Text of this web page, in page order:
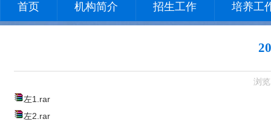
首页 机构简介 招生工作 培养工
浏
左1.rar
左2.rar